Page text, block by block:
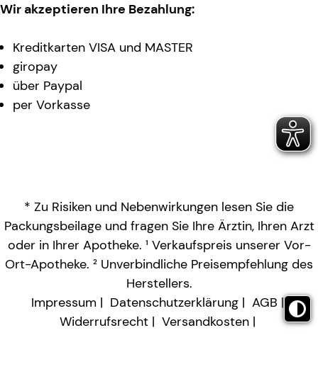
Wir akzeptieren Ihre Bezahlung:
Kreditkarten VISA und MASTER
giropay
über Paypal
per Vorkasse
* Zu Risiken und Nebenwirkungen lesen Sie die
Packungsbeilage und fragen Sie Ihre Ärztin, Ihren Arzt
oder in Ihrer Apotheke. ¹ Verkaufspreis unserer Vor-
Ort-Apotheke. ² Unverbindliche Preisempfehlung des
Herstellers.
Impressum
Datenschutzerklärung
AGB
Widerrufsrecht
Versandkosten